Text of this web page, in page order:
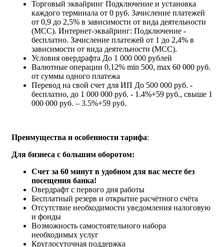
Торговый эквайринг Подключение и установка
каждого терминала от 0 руб. Зачисление платежей
от 0,9 до 2,5% в зависимости от вида деятельности
(МСС). Интернет-эквайринг: Подключение -
бесплатно. Зачисление платежей от 1 до 2,4% в
зависимости от вида деятельности (МСС).
Условия овердрафта До 1 000 000 рублей
Валютные операции 0,12% min 500, max 60 000 руб.
от суммы одного платежа
Перевод на свой счет для ИП До 500 000 руб. -
бесплатно, до 1 000 000 руб. - 1.4%+59 руб., свыше 1
000 000 руб. – 3.5%+59 руб.
Преимущества и особенности тарифа:
Для бизнеса с большим оборотом:
Счет за 60 минут в удобном для вас месте без
посещения банка!
Овердрафт с первого дня работы
Бесплатный резерв и открытие расчётного счёта
Отсутствие необходимости уведомления налоговую
и фонды
Возможность самостоятельного набора
необходимых услуг
Круглосуточная поддержка